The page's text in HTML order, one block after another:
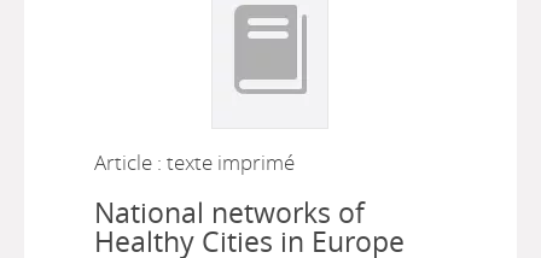
Article : texte imprimé
National networks of
Healthy Cities in Europe